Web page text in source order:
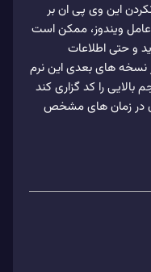
این وی پی ان بر
ویندوز، ممکن است
و حتی اطلاعات
نسخه های بعدی این نرم
را کد گزاری کند
در زمان های مشخص